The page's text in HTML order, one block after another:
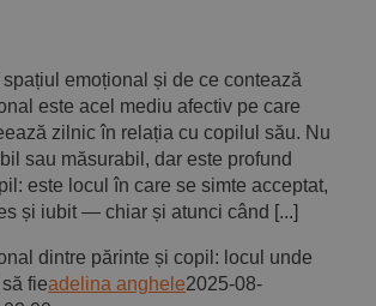
emoțional și de ce contează
este acel mediu afectiv pe care
zilnic în relația cu copilul său. Nu
sau măsurabil, dar este profund
este locul în care se simte acceptat,
și iubit — chiar și atunci când [...]
dintre părinte și copil: locul unde
fieadelina anghele2025-08-